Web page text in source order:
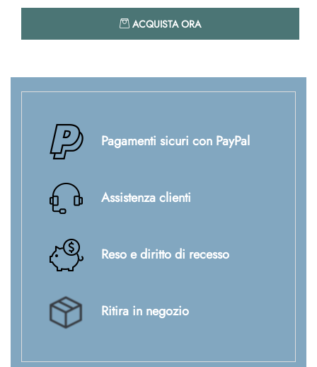
ACQUISTA ORA
Pagamenti sicuri con PayPal
Assistenza clienti
Reso e diritto di recesso
Ritira in negozio